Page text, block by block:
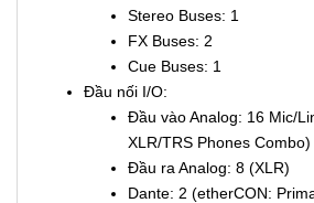
Stereo Buses: 1
FX Buses: 2
Cue Buses: 1
Đầu nối I/O:
Đầu vào Analog: 16 Mic/
XLR/TRS Phones Combo)
Đầu ra Analog: 8 (XLR)
Dante: 2 (etherCON: